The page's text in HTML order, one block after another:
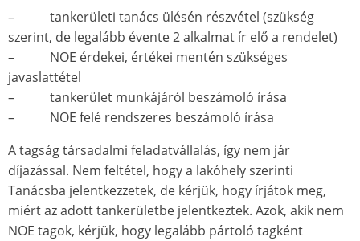
– tankerületi tanács ülésén részvétel (szükség
szerint, de legalább évente 2 alkalmat ír elő a rendelet)
– NOE érdekei, értékei mentén szükséges
javaslattétel
– tankerület munkájáról beszámoló írása
– NOE felé rendszeres beszámoló írása
A tagság társadalmi feladatvállalás, így nem jár
díjazással. Nem feltétel, hogy a lakóhely szerinti
Tanácsba jelentkezzetek, de kérjük, hogy írjátok meg,
miért az adott tankerületbe jelentkeztek. Azok, akik nem
NOE tagok, kérjük, hogy legalább pártoló tagként